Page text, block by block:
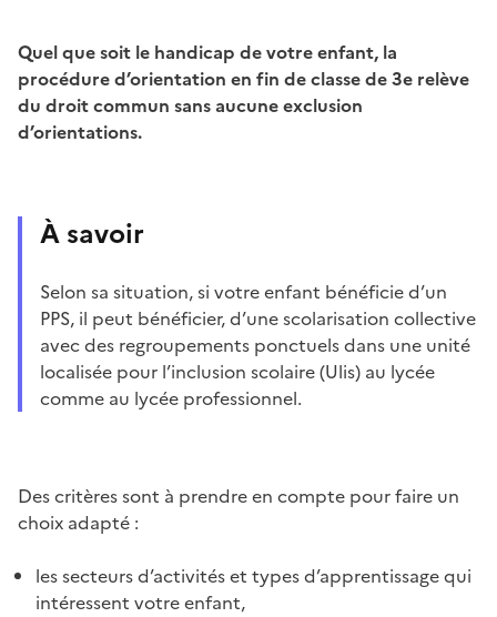
Quel que soit le handicap de votre enfant, la
procédure d’orientation en fin de classe de 3e relève
du droit commun sans aucune exclusion
d’orientations.
À savoir
Selon sa situation, si votre enfant bénéficie d’un
PPS, il peut bénéficier, d’une scolarisation collective
avec des regroupements ponctuels dans une unité
localisée pour l’inclusion scolaire (Ulis) au lycée
comme au lycée professionnel.
Des critères sont à prendre en compte pour faire un
choix adapté :
les secteurs d’activités et types d’apprentissage qui
intéressent votre enfant,